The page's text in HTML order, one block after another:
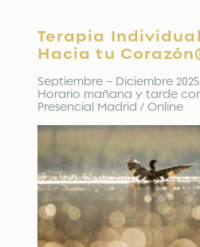
Terapia
Hacia tu
Septiembre – Diciembre 2025
Horario mañana y tarde
Presencial Madrid / Online